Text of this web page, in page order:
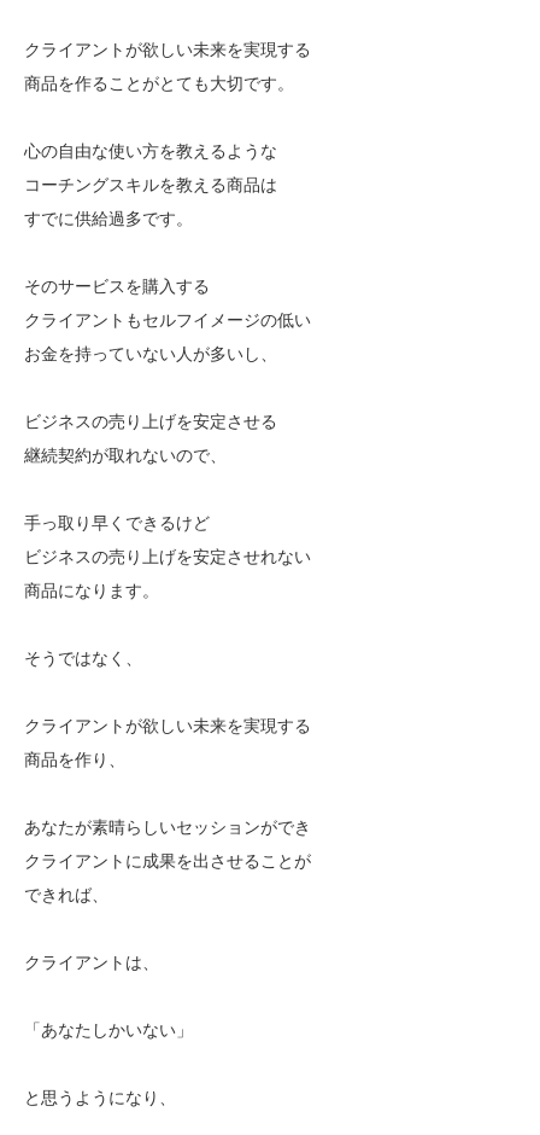
クライアントが欲しい未来を実現する
商品を作ることがとても大切です。
心の自由な使い方を教えるような
コーチングスキルを教える商品は
すでに供給過多です。
そのサービスを購入する
クライアントもセルフイメージの低い
お金を持っていない人が多いし、
ビジネスの売り上げを安定させる
継続契約が取れないので、
手っ取り早くできるけど
ビジネスの売り上げを安定させれない
商品になります。
そうではなく、
クライアントが欲しい未来を実現する
商品を作り、
あなたが素晴らしいセッションができ
クライアントに成果を出させることが
できれば、
クライアントは、
「あなたしかいない」
と思うようになり、